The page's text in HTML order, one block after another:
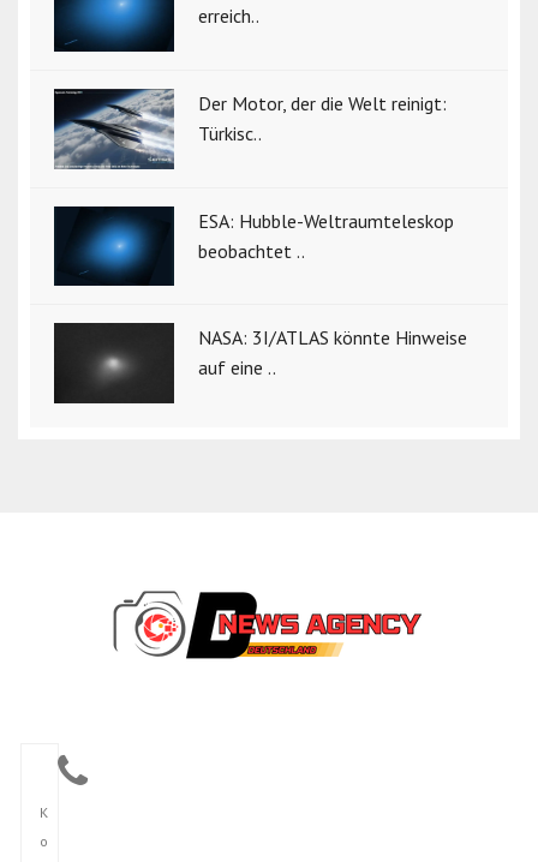
erreich..
Der Motor, der die Welt reinigt:
Türkisc..
ESA: Hubble-Weltraumteleskop
beobachtet ..
NASA: 3I/ATLAS könnte Hinweise
auf eine ..
K
o